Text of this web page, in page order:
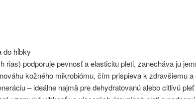
do hĺbky
rias) podporuje pevnosť a elasticitu pleti, zanecháva ju
kožného mikrobiómu, čím prispieva k zdravšiemu
– ideálne najmä pre dehydratovanú alebo citlivú pleť